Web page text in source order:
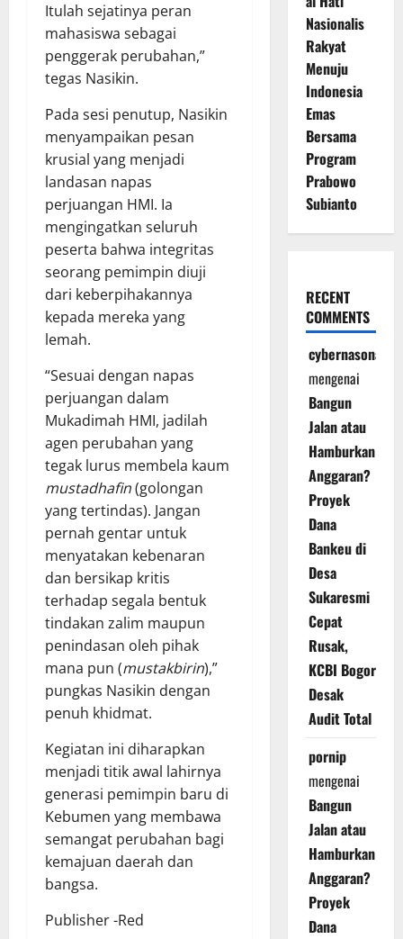
Itulah sejatinya peran
mahasiswa sebagai
penggerak perubahan,”
tegas Nasikin.
Pada sesi penutup, Nasikin
menyampaikan pesan
krusial yang menjadi
landasan napas
perjuangan HMI. Ia
mengingatkan seluruh
peserta bahwa integritas
seorang pemimpin diuji
dari keberpihakannya
kepada mereka yang
lemah.
“Sesuai dengan napas
perjuangan dalam
Mukadimah HMI, jadilah
agen perubahan yang
tegak lurus membela kaum
mustadhafin(golongan
yang tertindas). Jangan
pernah gentar untuk
menyatakan kebenaran
dan bersikap kritis
terhadap segala bentuk
tindakan zalim maupun
penindasan oleh pihak
mana pun (mustakbirin),”
pungkas Nasikin dengan
penuh khidmat.
Kegiatan ini diharapkan
menjadi titik awal lahirnya
generasi pemimpin baru di
Kebumen yang membawa
semangat perubahan bagi
kemajuan daerah dan
bangsa.
Publisher -Red
Nasionalis
Rakyat
Menuju
Indonesia
Emas
Bersama
Program
Prabowo
Subianto
RECENT
COMMENTS
cybernasonal
mengenai
Bangun
Jalan atau
Hamburkan
Anggaran?
Proyek
Dana
Bankeu di
Desa
Sukaresmi
Cepat
Rusak,
KCBI Bogor
Desak
Audit Total
pornip
mengenai
Bangun
Jalan atau
Hamburkan
Anggaran?
Proyek
Dana